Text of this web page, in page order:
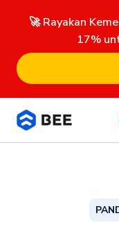
🚀 Rayakan
17%